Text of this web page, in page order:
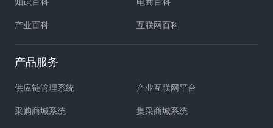
知识百科 电商百科
产业百科 互联网百科
产品服务
供应链管理系统 产业互联网平台
采购商城系统 集采商城系统